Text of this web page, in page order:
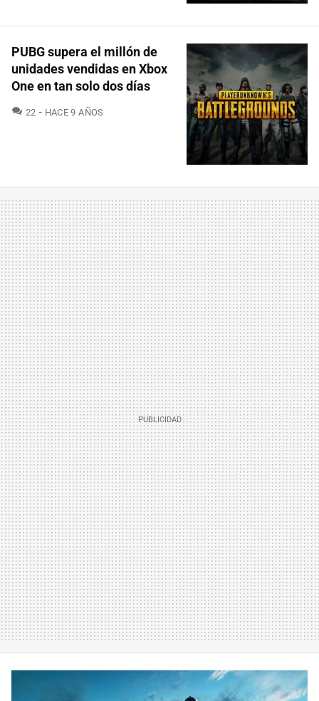
PUBG supera el millón de
unidades vendidas en Xbox
One en tan solo dos días
22 COMENTARIOS
HACE 9 AÑOS